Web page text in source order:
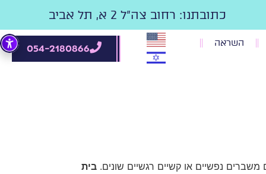
כתובתנו: רחוב צה"ל 2 א, תל אביב
השראה 054-2180866
נפשיים או קשיים רגשיים שונים. בית